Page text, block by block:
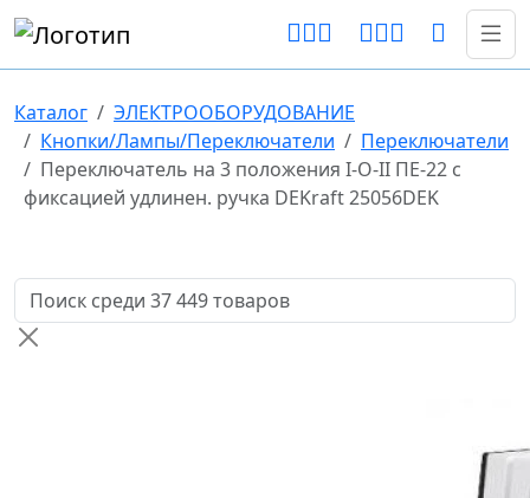
Каталог
ЭЛЕКТРООБОРУДОВАНИЕ
Кнопки/Лампы/Переключатели
Переключатели
Переключатель на 3 положения I-O-II ПЕ-22 с
фиксацией удлинен. ручка DEKraft 25056DEK
Поиск товаров по названию или артикулу